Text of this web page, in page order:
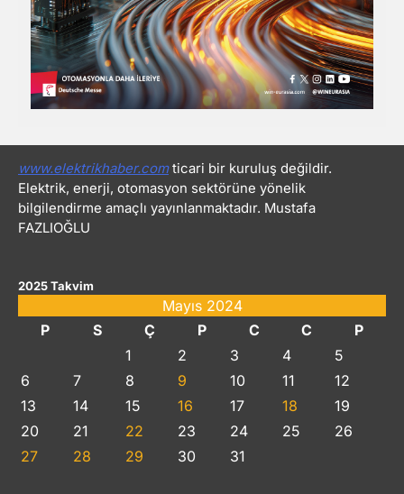
www.elektrikhaber.comticari bir kuruluş değildir.
Elektrik, enerji, otomasyon sektörüne yönelik
bilgilendirme amaçlı yayınlanmaktadır. Mustafa
FAZLIOĞLU
2025 Takvim
Mayıs 2024
P
S Ç P C C
P
1
2 3 4
5
6
7 8 9 10 11
12
13
14 15 16 17 18
19
20
21 22 23 24 25
26
27
28 29 30 31